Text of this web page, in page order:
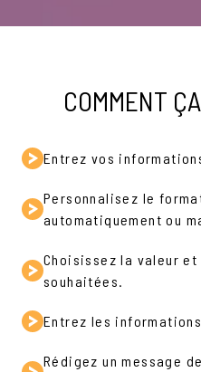
COMMENT
Entrez vos
Personnalisez le
automatiquement ou
Choisissez la valeur
souhaitées.
Entrez les
Rédigez un message